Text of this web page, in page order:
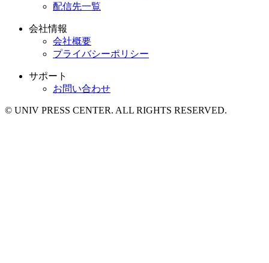
配信先一覧
会社情報
会社概要
プライバシーポリシー
サポート
お問い合わせ
© UNIV PRESS CENTER. ALL RIGHTS RESERVED.